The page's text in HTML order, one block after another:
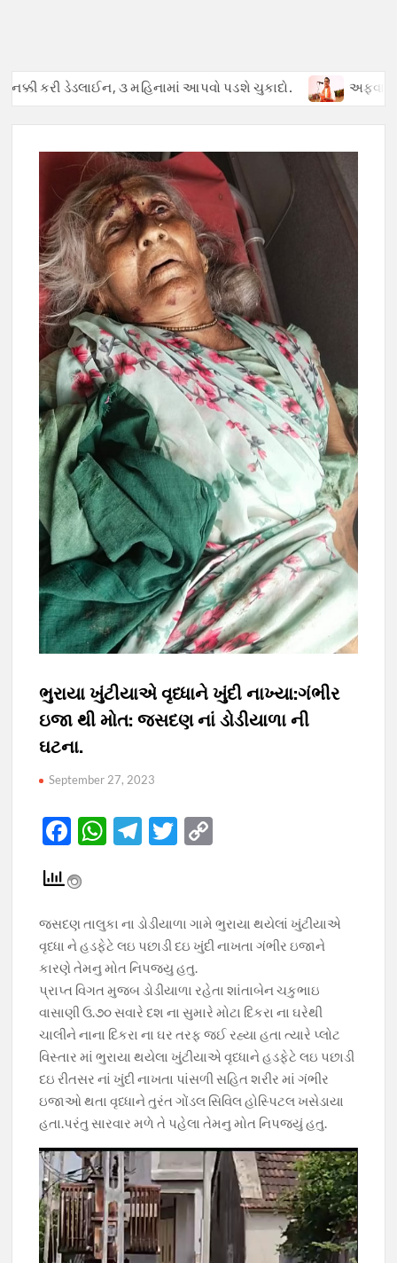
ડેડલાઈન, ૩ મહિનામાં આપવો પડશે ચુકાદો. અફવાઓથી
ભુરાયા ખુંટીયાએ વૃધ્ધાને ખુંદી નાખ્યા:ગંભીર
ઇજા થી મોત: જસદણ નાં ડોડીયાળા ની
ઘટના.
September 27, 2023
F
e
b
o
o
k
W
s
A
p
p
T
gr
a
m
T
er y
Li
k
જસદણ તાલુકા ના ડોડીયાળા ગામે ભુરાયા થયેલાં ખુંટીયાએ
વૃધ્ધા ને હડફેટે લઇ પછાડી દઇ ખુંદી નાખતા ગંભીર ઇજાને
કારણે તેમનુ મોત નિપજ્યુ હતુ.
પ્રાપ્ત વિગત મુજબ ડોડીયાળા રહેતા શાંતાબેન ચકુભાઇ
વાસાણી ઉ.૭૦ સવારે દશ ના સુમારે મોટા દિકરા ના ઘરેથી
ચાલીને નાના દિકરા ના ઘર તરફ જઈ રહ્યા હતા ત્યારે પ્લોટ
વિસ્તાર માં ભુરાયા થયેલા ખુંટીયાએ વૃધ્ધાને હડફેટે લઇ પછાડી
દઇ રીતસર નાં ખુંદી નાખતા પાંસળી સહિત શરીર માં ગંભીર
ઇજાઓ થતા વૃધ્ધાને તુરંત ગોંડલ સિવિલ હોસ્પિટલ ખસેડાયા
હતા.પરંતુ સારવાર મળે તે પહેલા તેમનુ મોત નિપજ્યું હતુ.
Video
Player